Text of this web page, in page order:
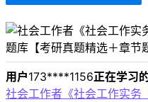
用户173****1156正在学习
社会工作者《社会工作实